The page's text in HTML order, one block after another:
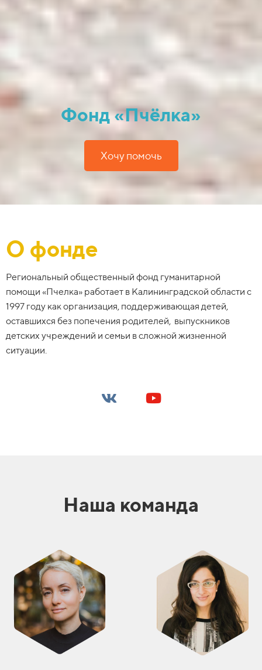
Фонд «Пчёлка»
Хочу помочь
О фонде
Региональный общественный фонд гуманитарной
помощи «Пчелка» работает в Калининградской области с
1997 году как организация, поддерживающая детей,
оставшихся без попечения родителей, выпускников
детских учреждений и семьи в сложной жизненной
ситуации.
Наша команда